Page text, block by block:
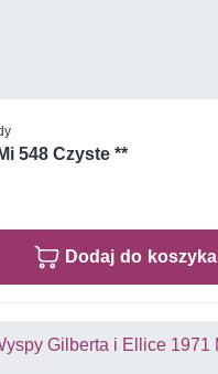
548 Czyste **
Dodaj do koszyka